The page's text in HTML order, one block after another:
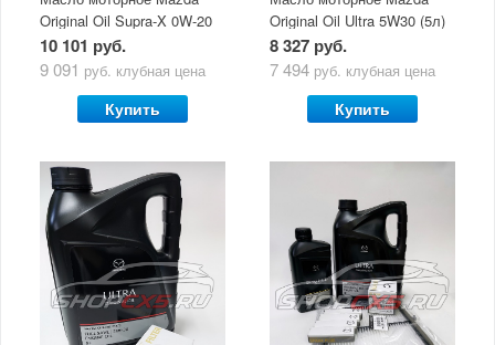
Original Oil Supra-X 0W-20
(5 л)
10 101 руб.
9 091 руб. клубная цена
Купить
Original Oil Ultra 5W30 (5л)
8 327 руб.
7 494 руб. клубная цена
Купить